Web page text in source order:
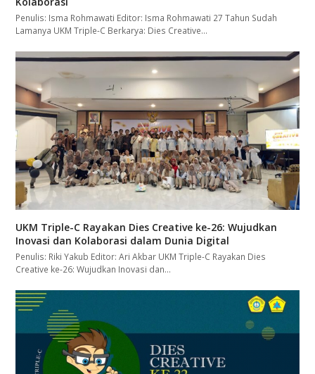
Penulis: Isma Rohmawati Editor: Isma Rohmawati 27 Tahun Sudah
Lamanya UKM Triple-C Berkarya: Dies Creative…
UKM Triple-C Rayakan Dies Creative ke-26: Wujudkan
Inovasi dan Kolaborasi dalam Dunia Digital
Penulis: Riki Yakub Editor: Ari Akbar UKM Triple-C Rayakan Dies
Creative ke-26: Wujudkan Inovasi dan…